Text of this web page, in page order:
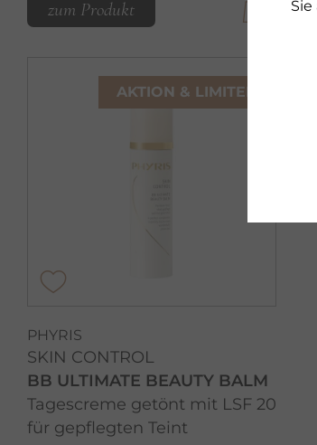
zum Produkt
AKTION & LIMITED
PHYRIS
SKIN CONTROL
BB ULTIMATE BEAUTY BALM
Tagescreme getönt mit LSF 20
für gepflegten Teint